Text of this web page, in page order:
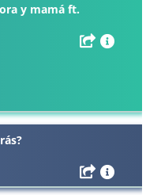
y mamá ft.